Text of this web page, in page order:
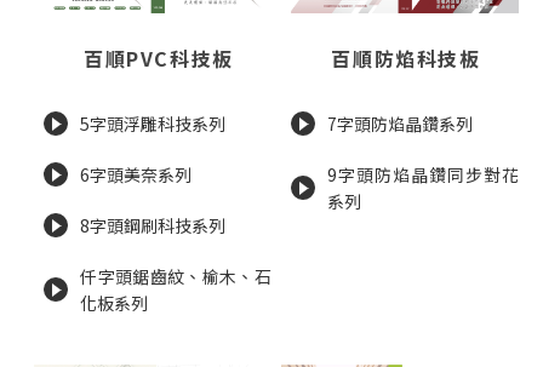
百順PVC科技板
5字頭浮雕科技系列
6字頭美奈系列
8字頭鋼刷科技系列
仟字頭鋸齒紋、榆木、石
化板系列
百順防焰科技板
7字頭防焰晶鑽系列
9字頭防焰晶鑽同步對花
系列